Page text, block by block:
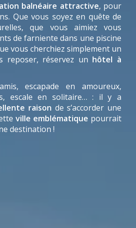
balnéaire attractive, pour
Que vous soyez en quête de
que vous aimiez vous
de farniente dans une piscine
vous cherchiez simplement un
reposer, réservez un hôtel à
escapade en amoureux,
escale en solitaire… : il y a
raison de s’accorder une
ville emblématique pourrait
destination !